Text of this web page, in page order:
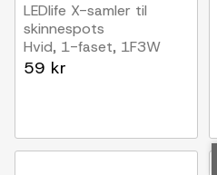
LEDlife X-samler til
skinnespots
Hvid, 1-faset, 1F3W
59 kr